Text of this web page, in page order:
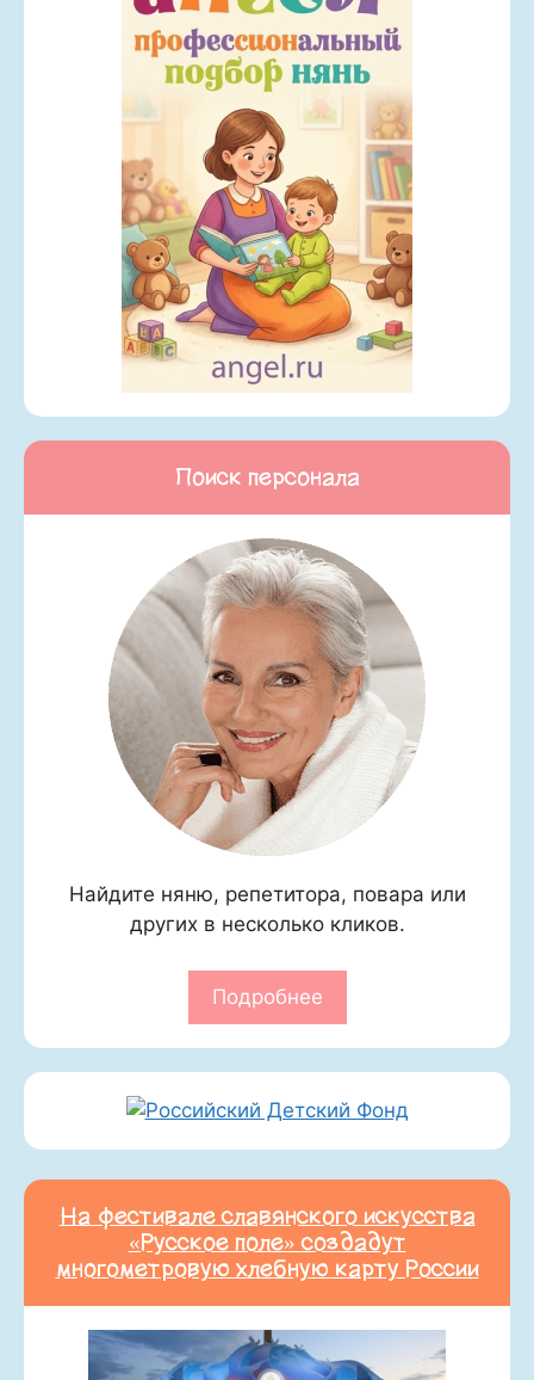
Поиск персонала
Найдите няню, репетитора, повара или
других в несколько кликов.
Подробнее
На фестивале славянского искусства
«Русское поле» создадут
многометровую хлебную карту России